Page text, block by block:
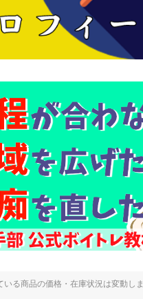
る商品の価格・在庫状況は変動し